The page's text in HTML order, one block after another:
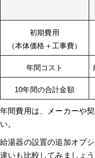
初期費用
（本体価格＋工事費）
年間コスト
10年間の合計金額
年間費用は、メーカーや
い。
給湯器の設置の追加オプ
違いも比較してみましょう